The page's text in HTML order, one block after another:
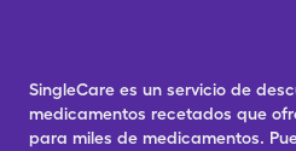
SingleCare es un servicio de
medicamentos recetados que
para miles de medicamentos.